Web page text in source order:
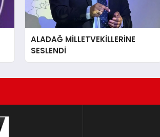
ALADAĞ MİLLETVEKİLLERİNE
SESLENDİ